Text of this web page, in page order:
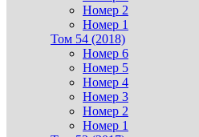
Номер 2
Номер 1
Том 54 (2018)
Номер 6
Номер 5
Номер 4
Номер 3
Номер 2
Номер 1